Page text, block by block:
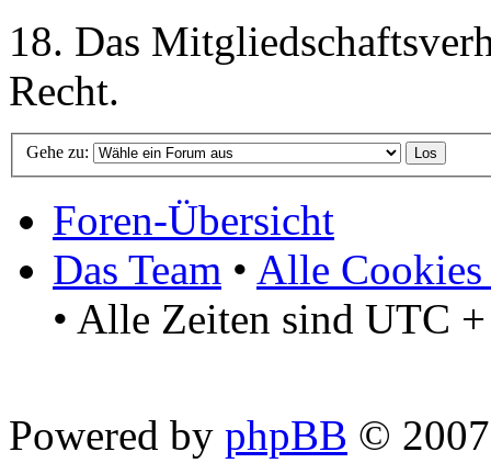
18. Das
Recht.
Gehe zu:
Foren-Übersicht
Das Team • Alle Cookies
• Alle Zeiten sind UTC
Powered by phpBB ©